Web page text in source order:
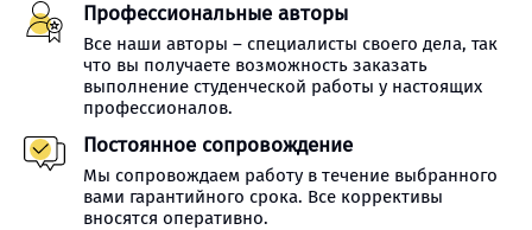
Профессиональные авторы
Все наши авторы – специалисты своего дела, так
что вы получаете возможность заказать
выполнение студенческой работы у настоящих
профессионалов.
Постоянное сопровождение
Мы сопровождаем работу в течение выбранного
вами гарантийного срока. Все коррективы
вносятся оперативно.